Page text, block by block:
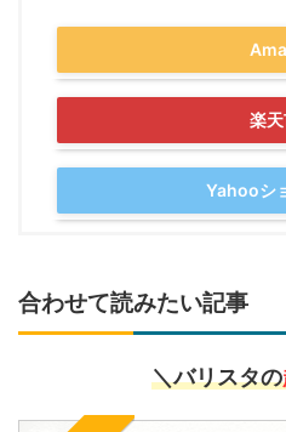
楽
Yahooシ
合わせて読みたい記事
＼バリスタの